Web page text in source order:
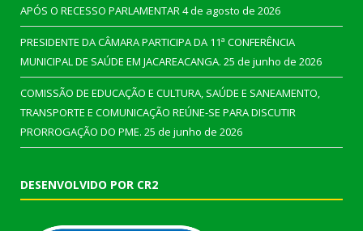
APÓS O RECESSO PARLAMENTAR4 de agosto de 2026
PRESIDENTE DA CÂMARA PARTICIPA DA 11ª CONFERÊNCIA
MUNICIPAL DE SAÚDE EM JACAREACANGA. 25 de junho de 2026
COMISSÃO DE EDUCAÇÃO E CULTURA, SAÚDE E SANEAMENTO,
TRANSPORTE E COMUNICAÇÃO REÚNE-SE PARA DISCUTIR
PRORROGAÇÃO DO PME. 25 de junho de 2026
DESENVOLVIDO POR CR2